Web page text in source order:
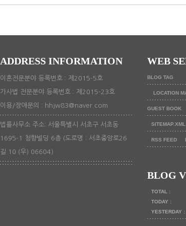
ADDRESS INFORMATION
이혼전문분야 등록번호 : 제2015-5호
가사법 전문분야 등록번호 : 제2015-23호
이용/장애문의 : hhjw83@naver.com
법률사무소 주소: 서울특별시 서초구 서초동
1695-1 청향빌딩 6층 (도로명 : 서초중앙로26
길 10 (우) 06604)
WEB
BLOG TAG
LOCATION
GUEST BOOK
SITEMAP.XML
RSS FEED
BLOG
TOTAL :
TODAY :
YESTERDAY :